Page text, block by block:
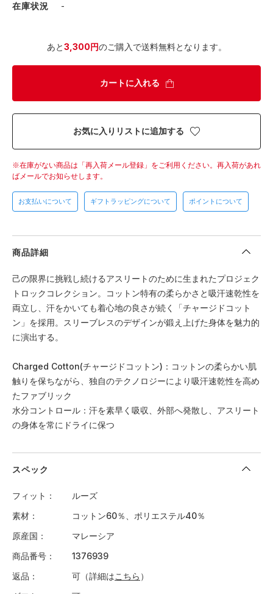
在庫状況 -
あと3,300円のご購入で送料無料となります。
カートに入れる
お気に入りリストに追加する
在庫がない商品は「再入荷メール登録」をご利用ください。 再入荷があれ
ばメールでお知らせします。
お支払いについて ギフトラッピングについて ポイントについて
商品詳細
己の限界に挑戦し続けるアスリートのために生まれたプロジェク
トロックコレクション。コットン特有の柔らかさと吸汗速乾性を
両立し、汗をかいても着心地の良さが続く「チャージドコット
ン」を採用。スリーブレスのデザインが鍛え上げた身体を魅力的
に演出する。
Charged Cotton(チャージドコットン)：コットンの柔らかい肌
触りを保ちながら、独自のテクノロジーにより吸汗速乾性を高め
たファブリック
水分コントロール：汗を素早く吸収、外部へ発散し、アスリート
の身体を常にドライに保つ
スペック
フィット
ルーズ
素材
コットン60％、ポリエステル40％
原産国
マレーシア
商品番号
1376939
返品
可（詳細はこちら ）